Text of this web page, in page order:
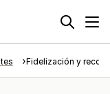
Fidelización y